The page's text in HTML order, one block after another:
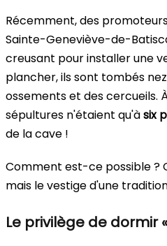
Récemment, des
Sainte-Geneviève-de-
creusant pour installer une
plancher, ils sont tombés
ossements et des cercueils.
sépultures n'étaient qu'àsix
de la cave !
Comment est-ce possible ?
mais le vestige d'une
Le privilège de dormir